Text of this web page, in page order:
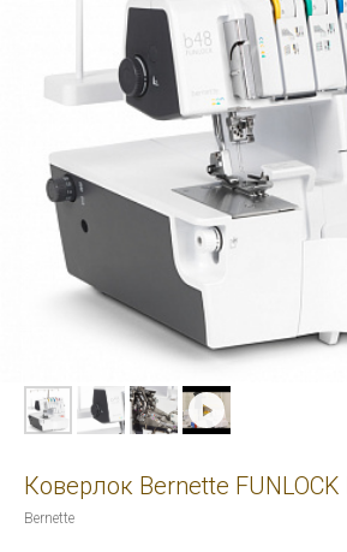
Коверлок Bernette FUNLOCK
Bernette